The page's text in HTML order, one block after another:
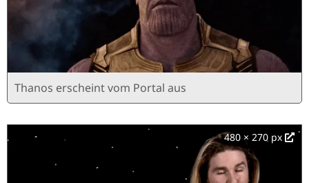
Thanos erscheint vom Portal aus
480 × 270 px